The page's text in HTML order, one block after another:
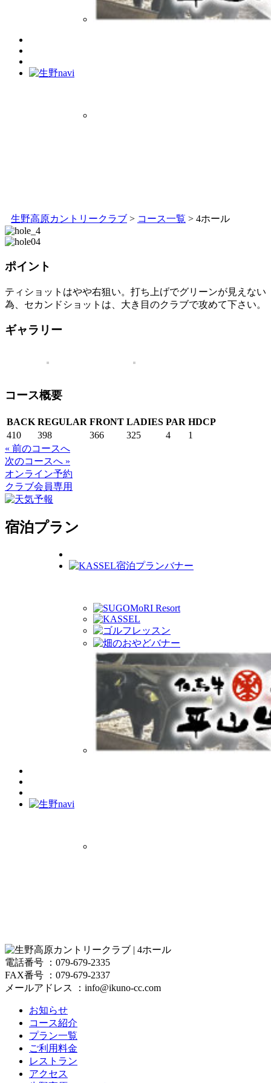
生野高原カントリークラブ > コース一覧 > 4ホール
ポイント
ティショットはやや右狙い。打ち上げでグリーンが見えない
為、セカンドショットは、大き目のクラブで攻めて下さい。
ギャラリー
コース概要
BACK REGULAR FRONT LADIES PAR HDCP
410
398 366 325 4
1
« 前のコースへ
次のコースへ »
オンライン予約
クラブ会員専用
宿泊プラン
電話番号 ：079-679-2335
FAX番号 ：079-679-2337
メールアドレス ：info@ikuno-cc.com
お知らせ
コース紹介
プラン一覧
ご利用料金
レストラン
アクセス